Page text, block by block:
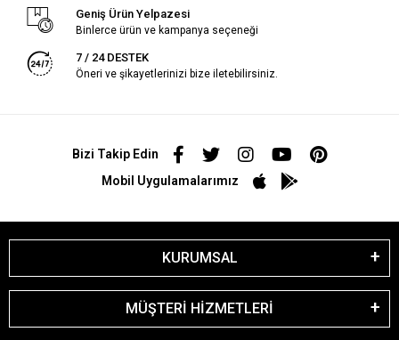
Geniş Ürün Yelpazesi
Binlerce ürün ve kampanya seçeneği
7 / 24 DESTEK
Öneri ve şikayetlerinizi bize iletebilirsiniz.
Bizi Takip Edin
Mobil Uygulamalarımız
KURUMSAL
MÜŞTERİ HİZMETLERİ